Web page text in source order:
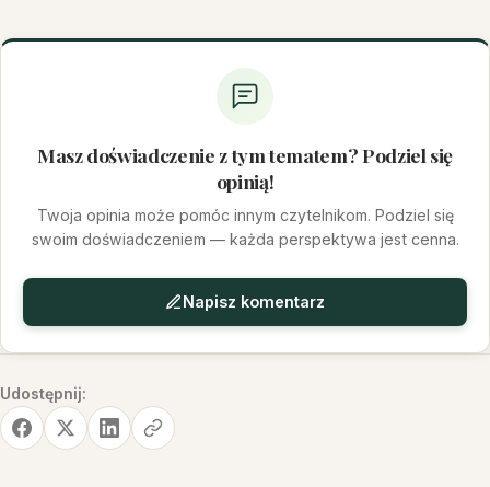
Masz doświadczenie z tym tematem? Podziel się
opinią!
Twoja opinia może pomóc innym czytelnikom. Podziel się
swoim doświadczeniem — każda perspektywa jest cenna.
Napisz komentarz
Udostępnij: